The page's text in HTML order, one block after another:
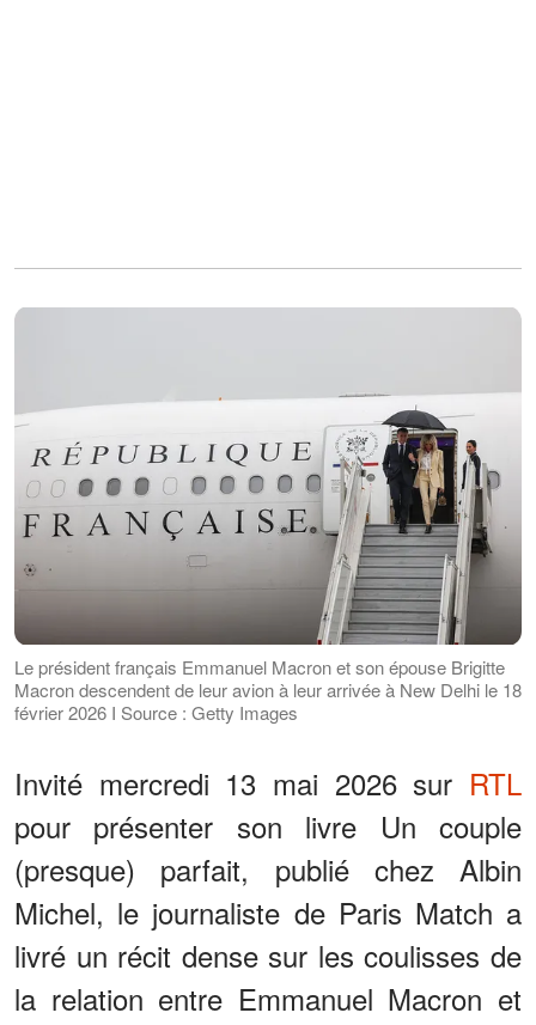
Le président français Emmanuel Macron et son épouse Brigitte
Macron descendent de leur avion à leur arrivée à New Delhi le 18
février 2026 I Source : Getty Images
Invité mercredi 13 mai 2026 sur RTL
pour présenter son livre Un couple
(presque) parfait, publié chez Albin
Michel, le journaliste de Paris Match a
livré un récit dense sur les coulisses de
la relation entre Emmanuel Macron et